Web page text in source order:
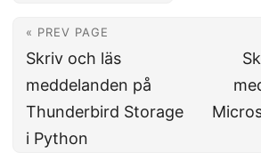
« PREV PAGE
Skriv och läs
meddelanden på
Thunderbird Storage
i Python